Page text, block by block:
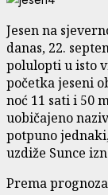
Jesen na
danas, 22.
polulopti u isto
početka jeseni
noć 11 sati i 50
uobičajeno
potpuno
uzdiže Sunce
Prema